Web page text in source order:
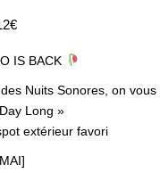
IS BACK
des Nuits Sonores, on
Long »
extérieur favori